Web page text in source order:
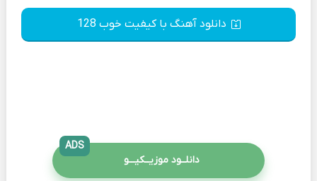
دانلود آهنگ با کیفیت خوب 128
دانلــود موزیــکیـــو
ADS